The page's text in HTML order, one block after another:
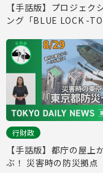
【手話版】プロジェク
ング「BLUE LOCK -
日 東京デイリーニュー
行財政
【手話版】都庁の屋上
ぶ！ 災害時の防災拠点